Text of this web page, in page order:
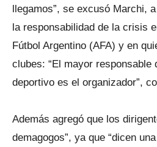
llegamos”, se excusó Marchi,
la responsabilidad de la crisis
Fútbol Argentino (AFA) y en
clubes: “El mayor responsable
deportivo es el organizador”,
Además agregó que los
demagogos”, ya que “dicen